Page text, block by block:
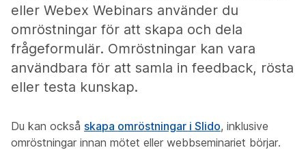
eller Webex Webinars använder du
omröstningar för att skapa och dela
frågeformulär. Omröstningar kan vara
användbara för att samla in feedback, rösta
eller testa kunskap.
Du kan också skapa omröstningar i Slido, inklusive
omröstningar innan mötet eller webbseminariet börjar.